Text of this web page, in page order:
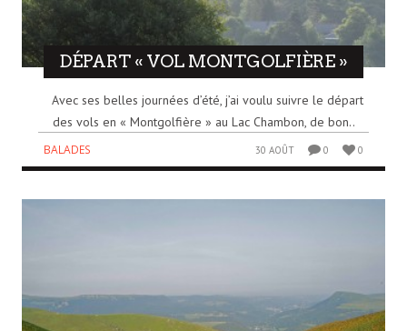
DÉPART « VOL MONTGOLFIÈRE »
Avec ses belles journées d’été, j’ai voulu suivre le départ
des vols en « Montgolfière » au Lac Chambon, de bon..
BALADES 30 AOÛT 0 0